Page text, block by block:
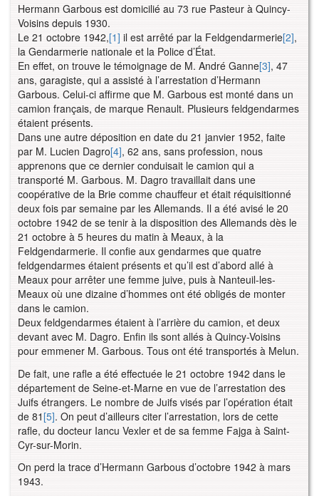
Hermann Garbous est domicilié au 73 rue Pasteur à Quincy-
Voisins depuis 1930.
Le 21 octobre 1942,[1] il est arrêté par la Feldgendarmerie[2],
la Gendarmerie nationale et la Police d’État.
En effet, on trouve le témoignage de M. André Ganne[3], 47
ans, garagiste, qui a assisté à l’arrestation d’Hermann
Garbous. Celui-ci affirme que M. Garbous est monté dans un
camion français, de marque Renault. Plusieurs feldgendarmes
étaient présents.
Dans une autre déposition en date du 21 janvier 1952, faite
par M. Lucien Dagro[4], 62 ans, sans profession, nous
apprenons que ce dernier conduisait le camion qui a
transporté M. Garbous. M. Dagro travaillait dans une
coopérative de la Brie comme chauffeur et était réquisitionné
deux fois par semaine par les Allemands. Il a été avisé le 20
octobre 1942 de se tenir à la disposition des Allemands dès le
21 octobre à 5 heures du matin à Meaux, à la
Feldgendarmerie. Il confie aux gendarmes que quatre
feldgendarmes étaient présents et qu’il est d’abord allé à
Meaux pour arrêter une femme juive, puis à Nanteuil-les-
Meaux où une dizaine d’hommes ont été obligés de monter
dans le camion.
Deux feldgendarmes étaient à l’arrière du camion, et deux
devant avec M. Dagro. Enfin ils sont allés à Quincy-Voisins
pour emmener M. Garbous. Tous ont été transportés à Melun.
De fait, une rafle a été effectuée le 21 octobre 1942 dans le
département de Seine-et-Marne en vue de l’arrestation des
Juifs étrangers. Le nombre de Juifs visés par l’opération était
de 81[5]. On peut d’ailleurs citer l’arrestation, lors de cette
rafle, du docteur Iancu Vexler et de sa femme Fajga à Saint-
Cyr-sur-Morin.
On perd la trace d’Hermann Garbous d’octobre 1942 à mars
1943.